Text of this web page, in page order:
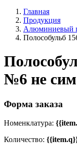
Главная
Продукция
Алюминиевый
Полособульб
№6 не
Форма заказа
Номенклатура:
Количество: